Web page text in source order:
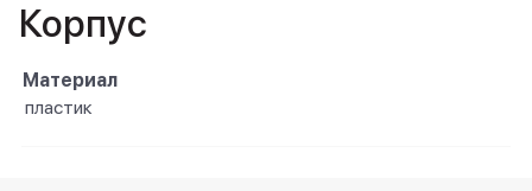
Корпус
Материал
пластик